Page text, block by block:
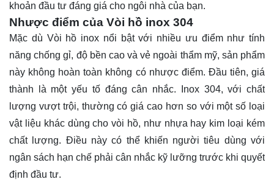
khoản đầu tư đáng giá cho ngôi nhà của bạn.
Nhược điểm của Vòi hồ inox 304
Mặc dù Vòi hồ inox nổi bật với nhiều ưu điểm như tính
năng chống gỉ, độ bền cao và vẻ ngoài thẩm mỹ, sản phẩm
này không hoàn toàn không có nhược điểm. Đầu tiên, giá
thành là một yếu tố đáng cân nhắc. Inox 304, với chất
lượng vượt trội, thường có giá cao hơn so với một số loại
vật liệu khác dùng cho vòi hồ, như nhựa hay kim loại kém
chất lượng. Điều này có thể khiến người tiêu dùng với
ngân sách hạn chế phải cân nhắc kỹ lưỡng trước khi quyết
định đầu tư.